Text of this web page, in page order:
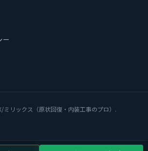
ー
ミリックス（原状回復・内装工事のプロ）.